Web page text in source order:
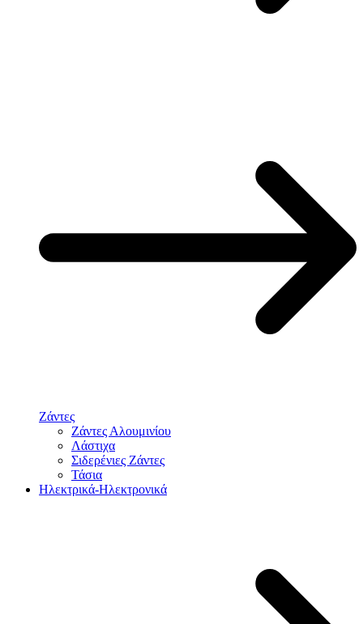
Ζάντες
Ζάντες Αλουμινίου
Λάστιχα
Σιδερένιες Ζάντες
Τάσια
Ηλεκτρικά-Ηλεκτρονικά